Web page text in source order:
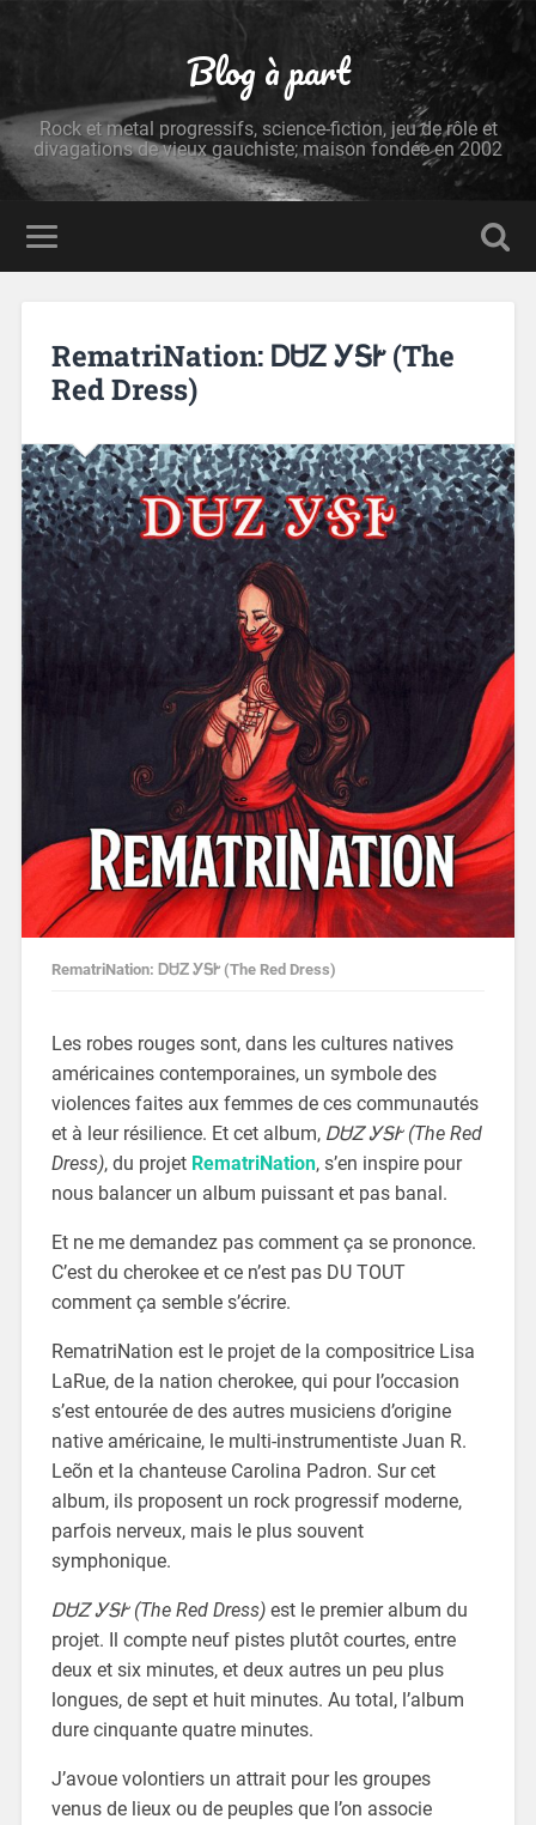
Blog à part
Rock et metal progressifs, science-fiction, jeu de rôle et
divagations de vieux gauchiste; maison fondée en 2002
RematriNation: ᎠᏌᏃ ᎩᎦᎨ (The
Red Dress)
RematriNation: ᎠᏌᏃ ᎩᎦᎨ (The Red Dress)
Les robes rouges sont, dans les cultures natives
américaines contemporaines, un symbole des
violences faites aux femmes de ces communautés
et à leur résilience. Et cet album, ᎠᏌᏃ ᎩᎦᎨ (The Red
Dress), du projet RematriNation, s’en inspire pour
nous balancer un album puissant et pas banal.
Et ne me demandez pas comment ça se prononce.
C’est du cherokee et ce n’est pas DU TOUT
comment ça semble s’écrire.
RematriNation est le projet de la compositrice Lisa
LaRue, de la nation cherokee, qui pour l’occasion
s’est entourée de des autres musiciens d’origine
native américaine, le multi-instrumentiste Juan R.
Leõn et la chanteuse Carolina Padron. Sur cet
album, ils proposent un rock progressif moderne,
parfois nerveux, mais le plus souvent
symphonique.
ᎠᏌᏃ ᎩᎦᎨ (The Red Dress)est le premier album du
projet. Il compte neuf pistes plutôt courtes, entre
deux et six minutes, et deux autres un peu plus
longues, de sept et huit minutes. Au total, l’album
dure cinquante quatre minutes.
J’avoue volontiers un attrait pour les groupes
venus de lieux ou de peuples que l’on associe